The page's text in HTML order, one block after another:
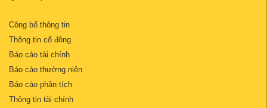
Công bố thông tin
Thông tin cổ đông
Báo cáo tài chính
Báo cáo thường niên
Báo cáo phân tích
Thông tin tài chính